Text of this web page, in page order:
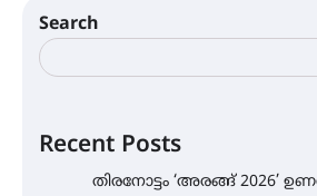
Search
Recent Posts
തിരനോട്ടം ‘അരങ്ങ് 2026’